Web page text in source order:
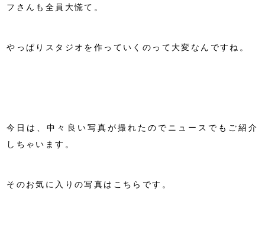
フさんも全員大慌て。
やっぱりスタジオを作っていくのって大変なんですね。
今日は、中々良い写真が撮れたのでニュースでもご紹介
しちゃいます。
そのお気に入りの写真はこちらです。